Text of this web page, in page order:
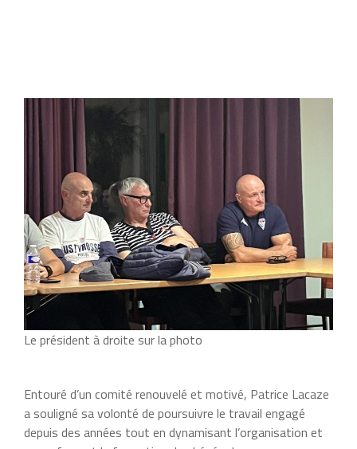
Le président à droite sur la photo
Entouré d’un comité renouvelé et motivé, Patrice Lacaze
a souligné sa volonté de poursuivre le travail engagé
depuis des années tout en dynamisant l’organisation et